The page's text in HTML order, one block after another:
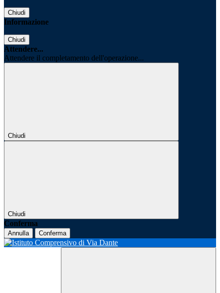
Chiudi
Informazione
Chiudi
Attendere...
Attendere il completamento dell'operazione...
Chiudi
Chiudi
Conferma
Annulla Conferma